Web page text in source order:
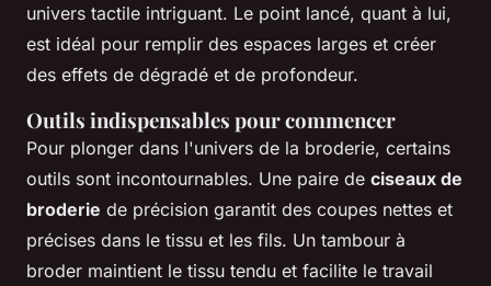
univers tactile intriguant. Le point lancé, quant à lui,
est idéal pour remplir des espaces larges et créer
des effets de dégradé et de profondeur.
Outils indispensables pour commencer
Pour plonger dans l'univers de la broderie, certains
outils sont incontournables. Une paire de ciseaux de
broderie de précision garantit des coupes nettes et
précises dans le tissu et les fils. Un tambour à
broder maintient le tissu tendu et facilite le travail